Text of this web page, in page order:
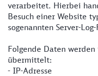
verarbeitet. Hierbei
Besuch einer Website
sogenannten Server-
Folgende Daten
übermittelt:
- IP-Adresse